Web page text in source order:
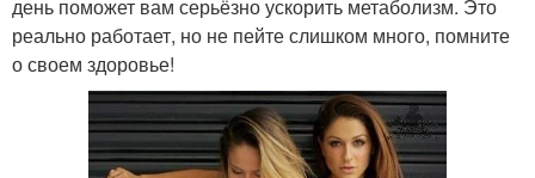
день поможет вам серьёзно ускорить метаболизм. Это
реально работает, но не пейте слишком много, помните
о своем здоровье!